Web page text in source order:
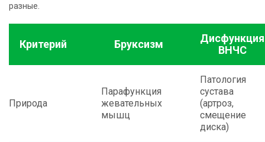
разные.
Критерий Бруксизм
Дисфункция
ВНЧС
Природа
Парафункция
жевательных
мышц
Патология
сустава
(артроз,
смещение
диска)